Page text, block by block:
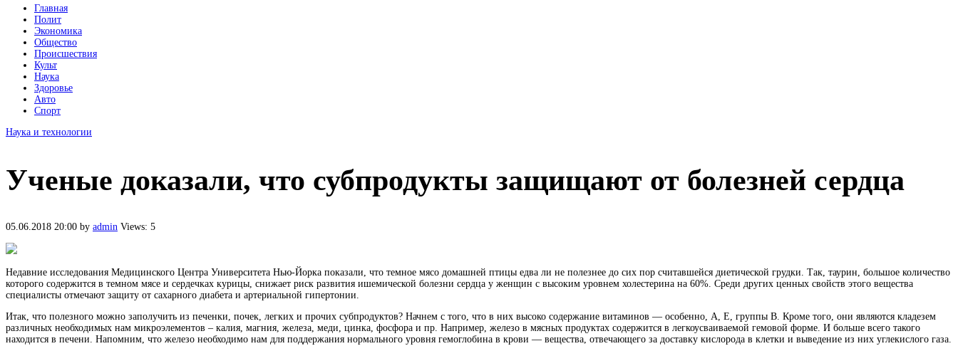
Главная
Полит
Экономика
Общество
Происшествия
Культ
Наука
Здоровье
Авто
Спорт
Наука и технологии
Ученые доказали, что субпродукты защищают от болезней сердца
05.06.2018 20:00 by admin Views: 5
Недавние исследования Медицинского Центра Университета Нью-Йорка показали, что темное мясо домашней птицы едва ли не полезнее до сих пор считавшейся диетической грудки. Так, таурин, большое количество
которого содержится в темном мясе и сердечках курицы, снижает риск развития ишемической болезни сердца у женщин с высоким уровнем холестерина на 60%. Среди других ценных свойств этого вещества
специалисты отмечают защиту от сахарного диабета и артериальной гипертонии.
Итак, что полезного можно заполучить из печенки, почек, легких и прочих субпродуктов? Начнем с того, что в них высоко содержание витаминов — особенно, А, Е, группы В. Кроме того, они являются кладезем
различных необходимых нам микроэлементов – калия, магния, железа, меди, цинка, фосфора и пр. Например, железо в мясных продуктах содержится в легкоусваиваемой гемовой форме. И больше всего такого
находится в печени. Напомним, что железо необходимо нам для поддержания нормального уровня гемоглобина в крови — вещества, отвечающего за доставку кислорода в клетки и выведение из них углекислого газа.